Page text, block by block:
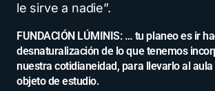
le sirve a nadie”.
FUNDACIÓN LÚMINIS: … tu planeo es ir
desnaturalización de lo que tenemos
nuestra cotidianeidad, para llevarlo al
objeto de estudio.